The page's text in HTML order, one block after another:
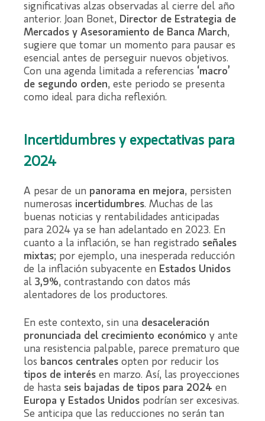
significativas alzas observadas al cierre del año
anterior. Joan Bonet, Director de Estrategia de
Mercados y Asesoramiento de Banca March,
sugiere que tomar un momento para pausar es
esencial antes de perseguir nuevos objetivos.
Con una agenda limitada a referencias ‘macro’
de segundo orden, este periodo se presenta
como ideal para dicha reflexión.
Incertidumbres y expectativas para
2024
A pesar de un panorama en mejora, persisten
numerosas incertidumbres. Muchas de las
buenas noticias y rentabilidades anticipadas
para 2024 ya se han adelantado en 2023. En
cuanto a la inflación, se han registrado señales
mixtas; por ejemplo, una inesperada reducción
de la inflación subyacente en Estados Unidos
al 3,9%, contrastando con datos más
alentadores de los productores.
En este contexto, sin una desaceleración
pronunciada del crecimiento económico y ante
una resistencia palpable, parece prematuro que
los bancos centrales opten por reducir los
tipos de interés en marzo. Así, las proyecciones
de hasta seis bajadas de tipos para 2024 en
Europa y Estados Unidos podrían ser excesivas.
Se anticipa que las reducciones no serán tan